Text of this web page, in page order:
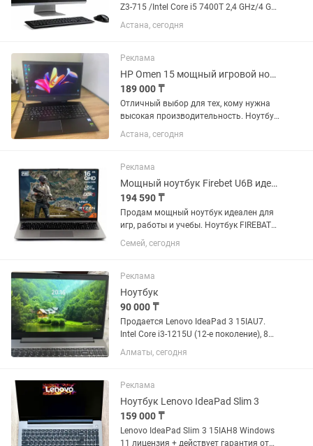
Z3-715 /Intel Core i5 7400T 2,4 GHz/4 Gb
/1 TB Hard Drive/DVD+/-RW /GeForce
940m/ATX 135W /Windows 10 Home 64
USB3.0/2USB2.0/RJ-45/SD...
Астана, сегодня
Реклама
HP Omen 15 мощный игровой ноутбук для игр, работы и профессиональных
189 000 ₸
Отличный выбор для тех, кому нужна
высокая производительность. Ноутбук
легко справляется с современными
играми, монтажом видео,
программами. Полностью обслужен и
готов...
Астана, сегодня
Реклама
Мощный ноутбук Firebet U6B идеален для игр, работы и учебы.
194 590 ₸
Продам мощный ноутбук идеален для
игр, работы и учебы. Ноутбук FIREBAT
U6B. -Есть гарантия. -Состояние почти
новый. Продаю современный ноутбук
повседневных...
Семей, сегодня
Реклама
Ноутбук
90 000 ₸
Продается Lenovo IdeaPad 3 15IAU7.
Intel Core i3-1215U (12-е поколение), 8
ГБ RAM, SSD 256 ГБ, экран 15.6",
Windows 11 Home. Ноутбук в отличном
Подходит для учебы,...
Алматы, сегодня
Реклама
Ноутбук Lenovo IdeaPad Slim 3
159 000 ₸
Lenovo IdeaPad Slim 3 15IAH8 Windows
11 лицензия + действует гарантия от